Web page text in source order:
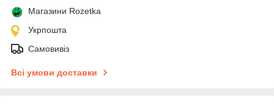
Магазини Rozetka
Укрпошта
Самовивіз
Всі умови доставки